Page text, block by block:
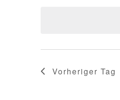
Vorheriger Tag